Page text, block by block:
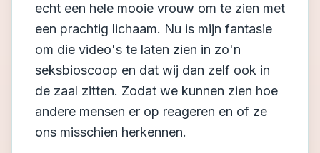
echt een hele mooie vrouw om te zien met
een prachtig lichaam. Nu is mijn fantasie
om die video's te laten zien in zo'n
seksbioscoop en dat wij dan zelf ook in
de zaal zitten. Zodat we kunnen zien hoe
andere mensen er op reageren en of ze
ons misschien herkennen.